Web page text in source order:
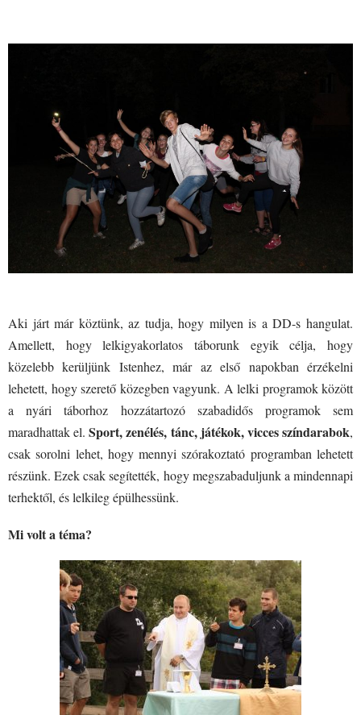
Aki járt már köztünk, az tudja, hogy milyen is a DD-s hangulat.
Amellett, hogy lelkigyakorlatos táborunk egyik célja, hogy
közelebb kerüljünk Istenhez, már az első napokban érzékelni
lehetett, hogy szerető közegben vagyunk. A lelki programok között
a nyári táborhoz hozzátartozó szabadidős programok sem
maradhattak el.Sport, zenélés, tánc, játékok, vicces színdarabok,
csak sorolni lehet, hogy mennyi szórakoztató programban lehetett
részünk. Ezek csak segítették, hogy megszabaduljunk a mindennapi
terhektől, és lelkileg épülhessünk.
Mi volt a téma?